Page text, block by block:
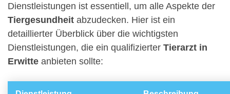
Dienstleistungen ist essentiell, um alle Aspekte der
Tiergesundheit abzudecken. Hier ist ein
detaillierter Überblick über die wichtigsten
Dienstleistungen, die ein qualifizierter Tierarzt in
Erwitte anbieten sollte: